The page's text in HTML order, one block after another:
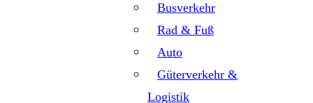
Busverkehr
Rad & Fuß
Auto
Güterverkehr &
Logistik